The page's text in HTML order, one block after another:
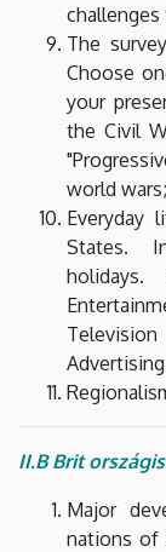
The
Choose
your
the Civil
world
Everyday
States.
holidays.
II.B Brit
Major
nations of